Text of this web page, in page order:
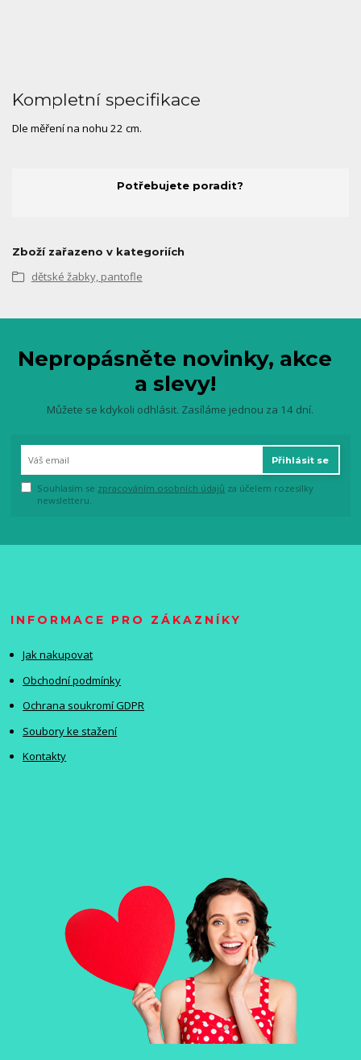
Kompletní specifikace
Dle měření na nohu 22 cm.
Potřebujete poradit?
Zboží zařazeno v kategoriích
dětské žabky, pantofle
Nepropásněte novinky, akce
a slevy!
Můžete se kdykoli odhlásit. Zasíláme jednou za 14 dní.
Přihlásit se
Souhlasím se zpracováním osobních údajů za účelem rozesílky
newsletteru.
INFORMACE PRO ZÁKAZNÍKY
Jak nakupovat
Obchodní podmínky
Ochrana soukromí GDPR
Soubory ke stažení
Kontakty